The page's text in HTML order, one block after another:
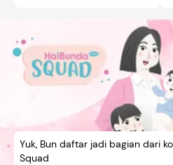
Yuk, Bun daftar jadi bagian dari
Squad